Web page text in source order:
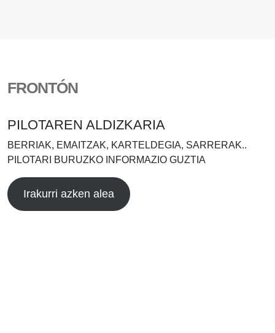
FRONTÓN
PILOTAREN ALDIZKARIA
BERRIAK, EMAITZAK, KARTELDEGIA, SARRERAK..
PILOTARI BURUZKO INFORMAZIO GUZTIA
Irakurri azken alea